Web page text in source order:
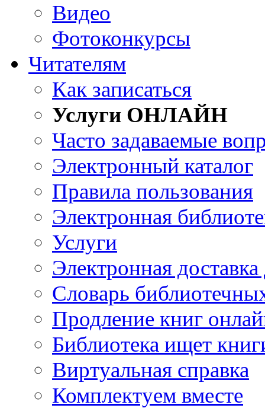
Видео
Фотоконкурсы
Читателям
Как записаться
Услуги ОНЛАЙН
Часто задаваемые
Электронный каталог
Правила пользования
Электронная
Услуги
Электронная
Словарь
Продление книг
Библиотека ищет
Виртуальная справка
Комплектуем вместе